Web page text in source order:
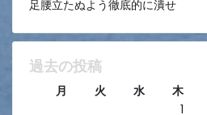
足腰立たぬよう徹底的に潰せ
過去の投稿
月 火 水 木
1